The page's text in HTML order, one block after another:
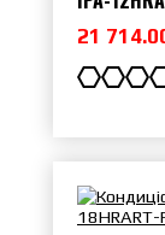
21